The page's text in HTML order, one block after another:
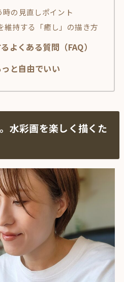
の見直しポイント
維持する「癒し」の描き方
よくある質問（FAQ）
と自由でいい
水彩画を楽しく描くた